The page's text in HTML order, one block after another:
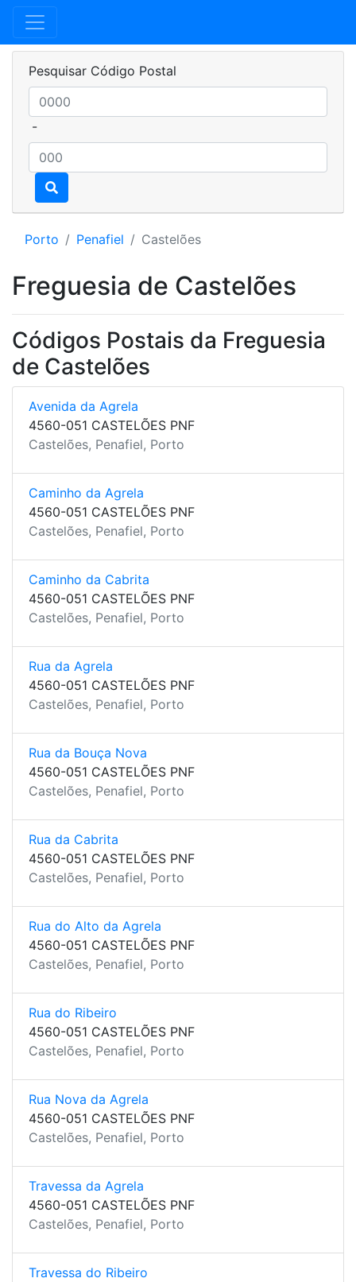
Pesquisar Código Postal
-
Porto Penafiel Castelões
Freguesia de Castelões
Códigos Postais da Freguesia
de Castelões
Avenida da Agrela
4560-051 CASTELÕES PNF
Castelões, Penafiel, Porto
Caminho da Agrela
4560-051 CASTELÕES PNF
Castelões, Penafiel, Porto
Caminho da Cabrita
4560-051 CASTELÕES PNF
Castelões, Penafiel, Porto
Rua da Agrela
4560-051 CASTELÕES PNF
Castelões, Penafiel, Porto
Rua da Bouça Nova
4560-051 CASTELÕES PNF
Castelões, Penafiel, Porto
Rua da Cabrita
4560-051 CASTELÕES PNF
Castelões, Penafiel, Porto
Rua do Alto da Agrela
4560-051 CASTELÕES PNF
Castelões, Penafiel, Porto
Rua do Ribeiro
4560-051 CASTELÕES PNF
Castelões, Penafiel, Porto
Rua Nova da Agrela
4560-051 CASTELÕES PNF
Castelões, Penafiel, Porto
Travessa da Agrela
4560-051 CASTELÕES PNF
Castelões, Penafiel, Porto
Travessa do Ribeiro